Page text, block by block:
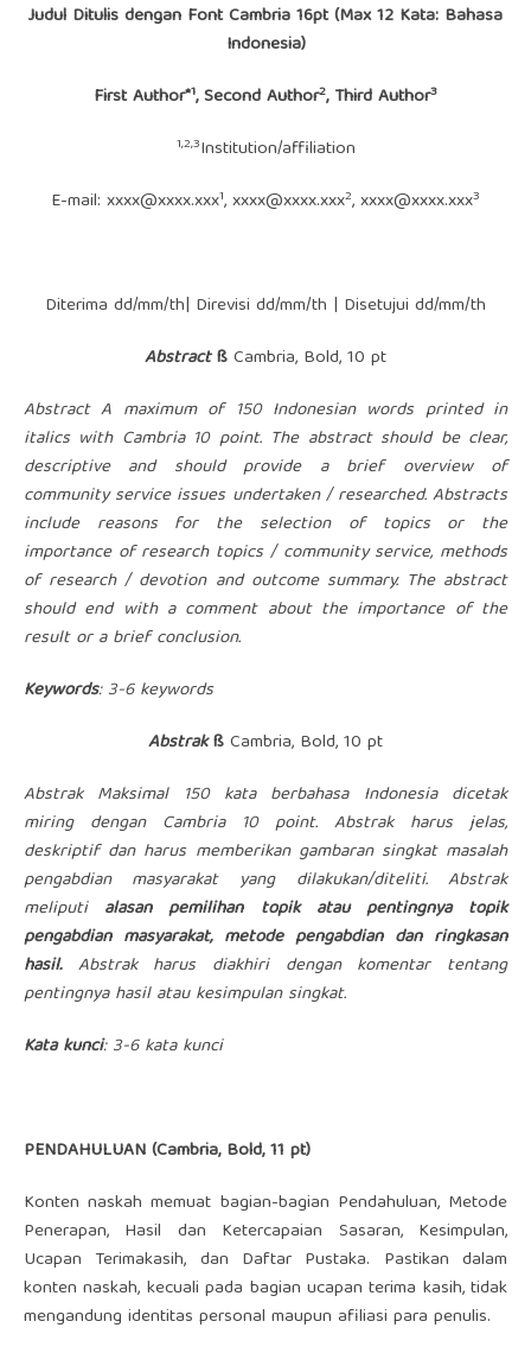
Judul Ditulis dengan Font Cambria 16pt (Max 12 Kata: Bahasa
Indonesia)
First Author*1, SecondAuthor2, Third Author3
1,2,3Institution/affiliation
E-mail: xxxx@xxxx.xxx1,xxxx@xxxx.xxx2,xxxx@xxxx.xxx3
Diterima dd/mm/th| Direvisi dd/mm/th | Disetujui dd/mm/th
AbstractßCambria, Bold, 10 pt
Abstract A maximum of 150 Indonesian words printed in
italics with Cambria 10 point. The abstract should be clear,
descriptive and should provide a brief overview of
community service issues undertaken / researched. Abstracts
include reasons for the selection of topics or the
importance of research topics / community service, methods
of research / devotion and outcome summary. The abstract
should end with a comment about the importance of the
result or a brief conclusion.
Keywords: 3-6 keywords
AbstrakßCambria, Bold, 10 pt
Abstrak Maksimal 150 kata berbahasa Indonesia dicetak
miring dengan Cambria 10point.Abstrak harus jelas,
deskriptif dan harus memberikan gambaran singkat masalah
pengabdian masyarakat yang dilakukan/diteliti. Abstrak
meliputi alasan pemilihan topik atau pentingnya topik
pengabdian masyarakat, metode pengabdian dan ringkasan
hasil.Abstrak harus diakhiri dengan komentar tentang
pentingnya hasil atau kesimpulan singkat.
Kata kunci:3-6kata kunci
PENDAHULUAN (Cambria, Bold, 11 pt)
Konten naskah memuat bagian-bagian Pendahuluan, Metode
Penerapan, Hasil dan Ketercapaian Sasaran, Kesimpulan,
Ucapan Terimakasih, dan Daftar Pustaka. Pastikan dalam
konten naskah, kecuali pada bagian ucapan terima kasih, tidak
mengandung identitas personal maupun afiliasi para penulis.